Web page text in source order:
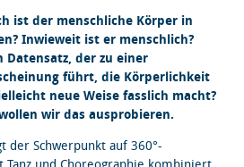
ist der menschliche Körper in
Inwieweit ist er menschlich?
der zu einer
führt, die Körperlichkeit
neue Weise fasslich macht?
wir das ausprobieren.
der Schwerpunkt auf 360°-